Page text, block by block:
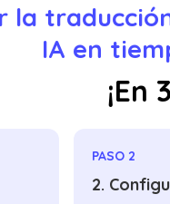
la
IA en
¡En
PASO 2
2.